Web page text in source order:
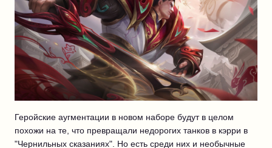
Геройские аугментации в новом наборе будут в целом
похожи на те, что превращали недорогих танков в кэрри в
"Чернильных сказаниях". Но есть среди них и необычные